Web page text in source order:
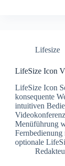
Lifesize
LifeSize Icon
LifeSize Icon
konsequente
intuitiven
Menüführung
Fernbedienung
optionale